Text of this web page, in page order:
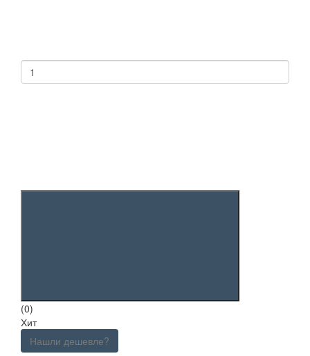
(0)
Хит
Нашли дешевле?